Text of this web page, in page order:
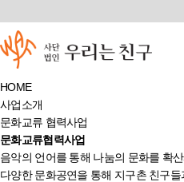
HOME
사업소개
문화교류 협력사업
문화교류협력사업
음악의 언어를 통해 나눔의 문화를 확산
다양한 문화공연을 통해 지구촌 친구들